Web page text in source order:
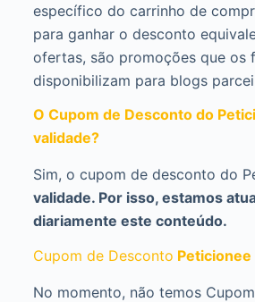
específico do carrinho de
para ganhar o desconto
ofertas, são promoções que os
disponibilizam para blogs
O Cupom de Desconto do
validade?
Sim, o cupom de desconto do
validade. Por isso, estamos
diariamente este conteúdo.
Cupom de Desconto Peticionee
No momento, não temos